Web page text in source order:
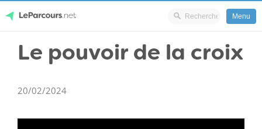
LeParcours.net
Menu
Le pouvoir de la croix
20/02/2024